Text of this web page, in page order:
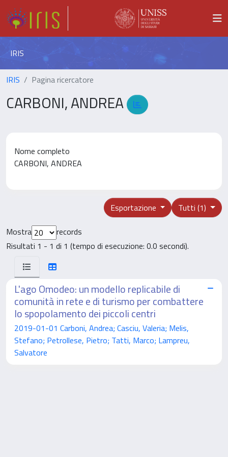
IRIS
IRIS Pagina ricercatore
CARBONI, ANDREA
Nome completo
CARBONI, ANDREA
Tutti (1)
Esportazione
Mostra
records
Risultati 1 - 1 di 1 (tempo di esecuzione: 0.0 secondi).
L'ago Omodeo: un modello replicabile di
comunità in rete e di turismo per combattere
lo spopolamento dei piccoli centri
2019-01-01 Carboni, Andrea; Casciu, Valeria; Melis,
Stefano; Petrollese, Pietro; Tatti, Marco; Lampreu,
Salvatore